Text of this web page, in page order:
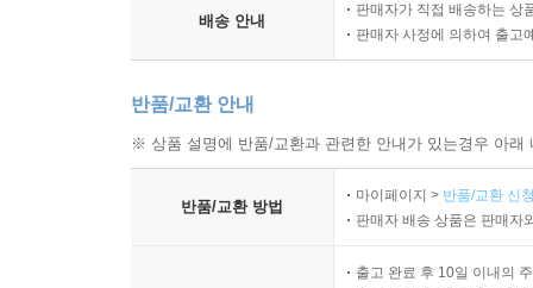
배송 안내
판매자가 직접 배송하는 상
판매자 사정에 의하여 출고
반품/교환 안내
※ 상품 설명에 반품/교환과 관련한 안내가 있는경우 아
반품/교환 방법
마이페이지 > 반품/교환 신
판매자 배송 상품은 판매자
출고 완료 후 10일 이내의